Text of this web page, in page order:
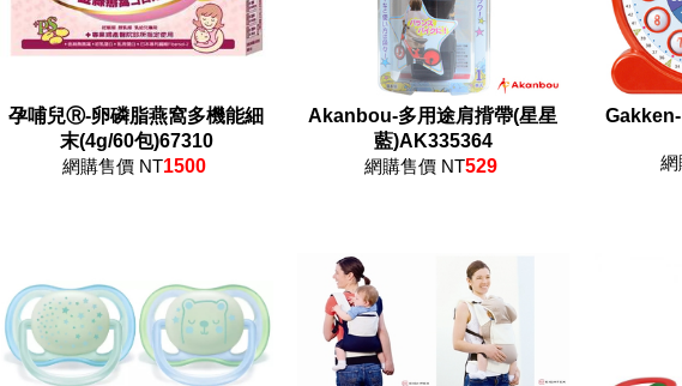
孕哺兒Ⓡ-卵磷脂燕窩多機能細
末(4g/60包)67310
網購售價 NT1500
Akanbou-多用途肩揹帶(星星
藍)AK335364
網購售價 NT529 網